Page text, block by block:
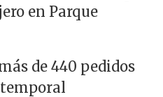
en Parque
de 440 pedidos